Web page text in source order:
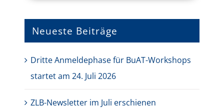
Neueste Beiträge
Dritte Anmeldephase für BuAT-Workshops
startet am 24. Juli 2026
ZLB-Newsletter im Juli erschienen